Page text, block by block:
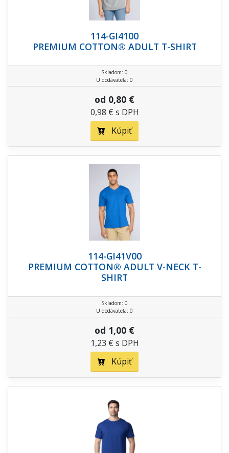
114-GI4100
PREMIUM COTTON® ADULT T-SHIRT
Skladom: 0
U dodávateľa: 0
od 0,80 €
0,98 € s DPH
Kúpiť
114-GI41V00
PREMIUM COTTON® ADULT V-NECK T-
SHIRT
Skladom: 0
U dodávateľa: 0
od 1,00 €
1,23 € s DPH
Kúpiť